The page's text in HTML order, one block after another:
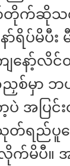
က်ဆိုသ
ာ်ရိပ်မိပီ
ျနော့်
စ်မှာ ဘ
ပဲ အပြင်
တ်ရည်ပူနွ
က်မိပီ။